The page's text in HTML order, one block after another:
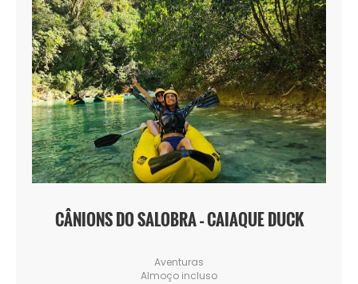
CÂNIONS DO SALOBRA – CAIAQUE DUCK
Aventuras
Almoço incluso